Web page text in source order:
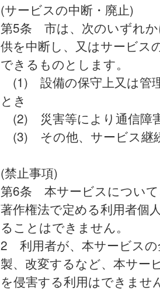
(サービスの中断・廃止)
第5条 市は、次のいずれか
供を中断し、又はサービス
できるものとします。
(1) 設備の保守上又は管
とき
(2) 災害等により通信障
(3) その他、サービス継
(禁止事項)
第6条 本サービスについて
著作権法で定める利用者個
ることはできません。
2 利用者が、本サービスの
製、改変するなど、本サー
を侵害する利用はできませ